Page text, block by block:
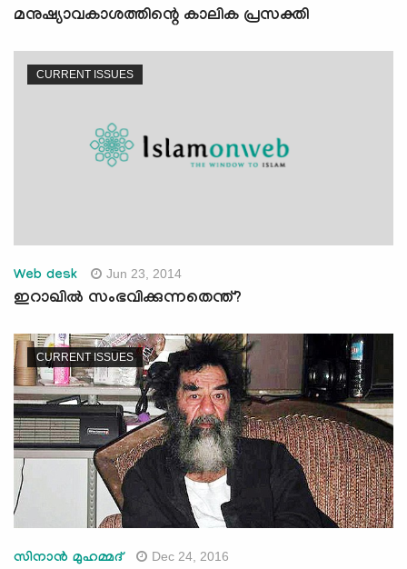
മനുഷ്യാവകാശത്തിന്റെ കാലിക പ്രസക്തി
CURRENT ISSUES
Web desk Jun 23, 2014
ഇറാഖില്‍ സംഭവിക്കുന്നതെന്ത്?
CURRENT ISSUES
സിനാന്‍ മുഹമ്മദ് Dec 24, 2016